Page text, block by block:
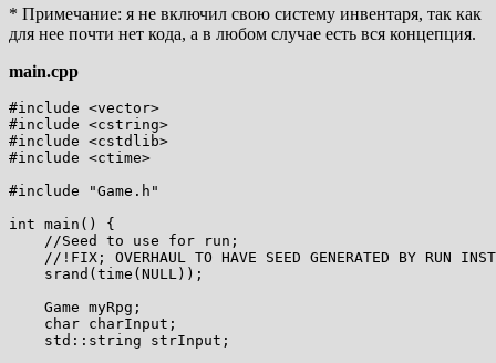
* Примечание: я не включил свою систему инвентаря, так как
для нее почти нет кода, а в любом случае есть вся концепция.
main.cpp
#include <vector>
#include <cstring>
#include <cstdlib>
#include <ctime>
#include "Game.h"
int main() {
    //Seed to use for run;
//!FIX; OVERHAUL TO HAVE SEED GENERATED BY RUN
    srand(time(NULL));
    Game myRpg;
    char charInput;
    std::string strInput;